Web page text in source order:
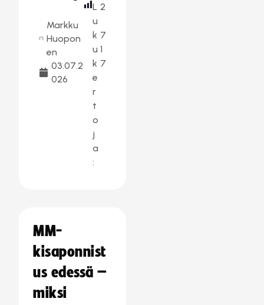
Markku
Huopon
en
03.07.2
026
L
u
k
u
k
e
r
t
o
j
a
:
2
7
1
7
MM-
kisaponnist
us edessä –
miksi